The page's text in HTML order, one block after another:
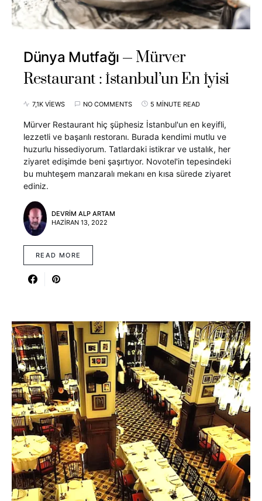
Dünya Mutfağı
Mürver
Restaurant : İstanbul’un En İyisi
7,1K VIEWS NO COMMENTS 5 MINUTE READ
Mürver Restaurant hiç şüphesiz İstanbul'un en keyifli,
lezzetli ve başarılı restoranı. Burada kendimi mutlu ve
huzurlu hissediyorum. Tatlardaki istikrar ve ustalık, her
ziyaret edişimde beni şaşırtıyor. Novotel'in tepesindeki
bu muhteşem manzaralı mekanı en kısa sürede ziyaret
ediniz.
DEVRIM ALP ARTAM
HAZIRAN 13, 2022
READ MORE